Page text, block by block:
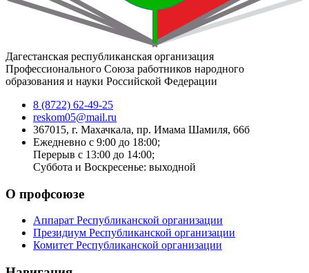
Дагестанская республиканская организация
Профессионального Союза работников народного
образования и науки Российской Федерации
8 (8722) 62-49-25
reskom05@mail.ru
367015, г. Махачкала, пр. Имама Шамиля, 66б
Ежедневно с 9:00 до 18:00;
Перерыв с 13:00 до 14:00;
Суббота и Воскресенье: выходной
О профсоюзе
Аппарат Республиканской организации
Президиум Республиканской организации
Комитет Республиканской организации